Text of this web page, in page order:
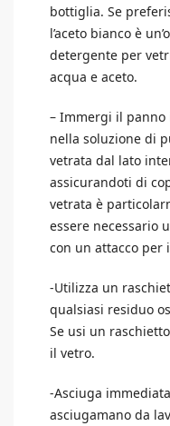
bottiglia. Se
l’aceto bianco è
detergente per
acqua e aceto.
– Immergi il panno
nella soluzione di
vetrata dal lato
assicurandoti di
vetrata è
essere necessario
con un attacco per
-Utilizza un
qualsiasi residuo
Se usi un
il vetro.
-Asciuga
asciugamano da